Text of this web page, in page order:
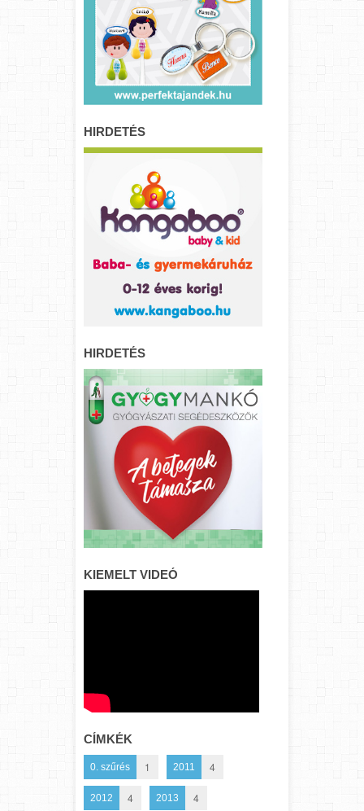
HIRDETÉS
HIRDETÉS
KIEMELT VIDEÓ
CÍMKÉK
0. szűrés 1 2011 4
2012 4 2013 4